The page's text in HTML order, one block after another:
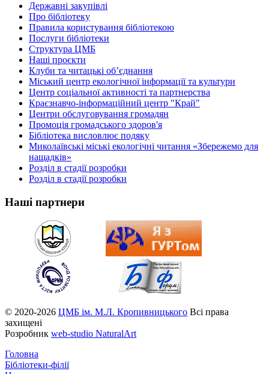
Державні закупівлі
Про бібліотеку
Правила користування бібліотекою
Послуги бібліотеки
Структура ЦМБ
Наші проєкти
Клуби та читацькі об’єднання
Міський центр екологічної інформації та культури
Центр соціальної активності та партнерства
Краєзнавчо-інформаційний центр "Край"
Центри обслуговування громадян
Промоція громадського здоров'я
Бібліотека висловлює подяку
Миколаївські міські екологічні читання «Збережемо для
нащадків»
Розділ в стадії розробки
Розділ в стадії розробки
Наші партнери
© 2020-2026 ЦМБ ім. М.Л. Кропивницького Всі права
захищені
Розробник web-studio NaturalArt
Головна
Бібліотеки-філії